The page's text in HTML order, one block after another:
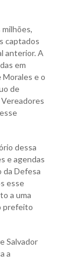
captados
anterior. A
em
Morales e o
de
dessa
e agendas
da Defesa
esse
a uma
prefeito
Salvador
a